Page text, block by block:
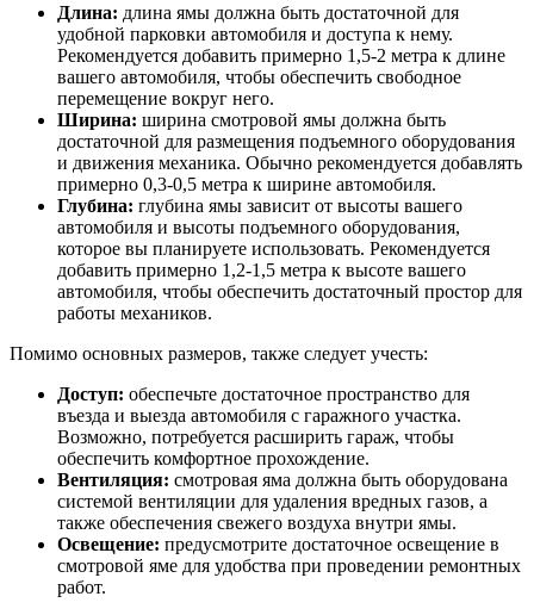
Длина: длина ямы должна быть достаточной для
удобной парковки автомобиля и доступа к нему.
Рекомендуется добавить примерно 1,5-2 метра к длине
вашего автомобиля, чтобы обеспечить свободное
перемещение вокруг него.
Ширина: ширина смотровой ямы должна быть
достаточной для размещения подъемного оборудования
и движения механика. Обычно рекомендуется добавлять
примерно 0,3-0,5 метра к ширине автомобиля.
Глубина: глубина ямы зависит от высоты вашего
автомобиля и высоты подъемного оборудования,
которое вы планируете использовать. Рекомендуется
добавить примерно 1,2-1,5 метра к высоте вашего
автомобиля, чтобы обеспечить достаточный простор для
работы механиков.
Помимо основных размеров, также следует учесть:
Доступ: обеспечьте достаточное пространство для
въезда и выезда автомобиля с гаражного участка.
Возможно, потребуется расширить гараж, чтобы
обеспечить комфортное прохождение.
Вентиляция: смотровая яма должна быть оборудована
системой вентиляции для удаления вредных газов, а
также обеспечения свежего воздуха внутри ямы.
Освещение: предусмотрите достаточное освещение в
смотровой яме для удобства при проведении ремонтных
работ.